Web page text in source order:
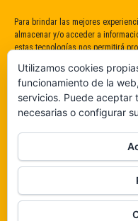
Para brindar las mejores
almacenar y/o acceder a
estas tecnologías nos permitirá
consentimiento puede afectar
funciones.
De
Utilizamos cookies
funcionamiento de la
servicios. Puede aceptar
necesarias o configurar